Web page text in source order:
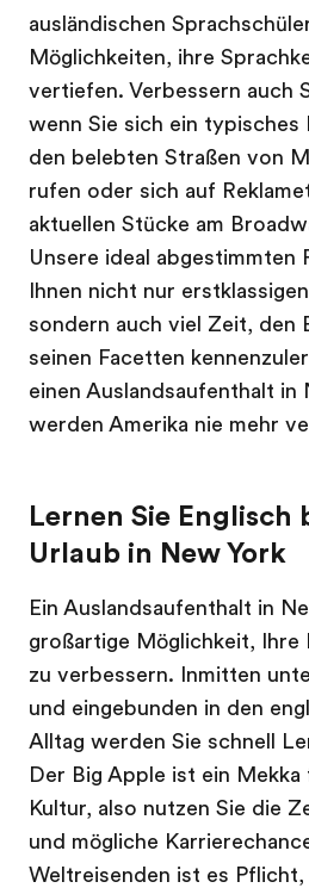
ausländischen
Möglichkeiten, ihre
vertiefen. Verbessern auch
wenn Sie sich ein typisches
den belebten Straßen von
rufen oder sich auf
aktuellen Stücke am
Unsere ideal abgestimmten
Ihnen nicht nur
sondern auch viel Zeit, den
seinen Facetten
einen Auslandsaufenthalt in
werden Amerika nie mehr
Lernen Sie Englisch
Urlaub in New York
Ein Auslandsaufenthalt in
großartige Möglichkeit, Ihre
zu verbessern. Inmitten
und eingebunden in den
Alltag werden Sie schnell
Der Big Apple ist ein
Kultur, also nutzen Sie die
und mögliche
Weltreisenden ist es Pflicht,